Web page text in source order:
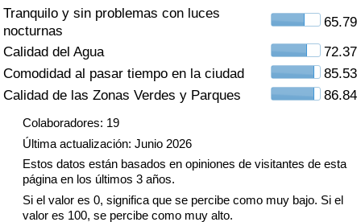
Tranquilo y sin problemas con luces
nocturnas
65.79
Calidad del Agua
72.37
Comodidad al pasar tiempo en la ciudad
85.53
Calidad de las Zonas Verdes y Parques
86.84
Colaboradores: 19
Última actualización: Junio 2026
Estos datos están basados en opiniones de visitantes de esta
página en los últimos 3 años.
Si el valor es 0, significa que se percibe como muy bajo. Si el
valor es 100, se percibe como muy alto.
Índice de Sanidad por País
Contaminación
Índice de Contaminación (Actual)
Índice de contaminación
Índice de Contaminación por País